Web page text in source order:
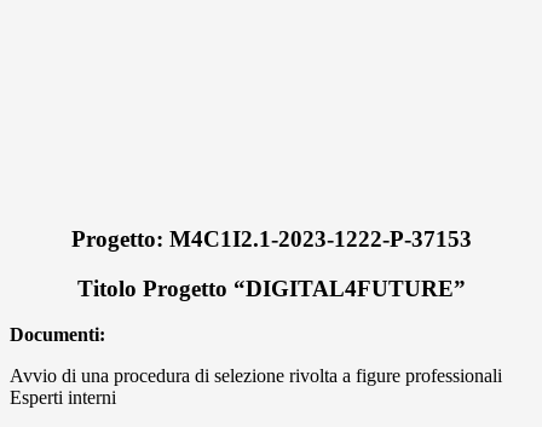
Progetto: M4C1I2.1-2023-1222-P-37153
Titolo Progetto “DIGITAL4FUTURE”
Documenti:
Avvio di una procedura di selezione rivolta a figure professionali
Esperti interni